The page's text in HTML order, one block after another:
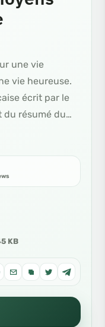
une vie
vie heureuse.
écrit par le
du résumé du…
KB